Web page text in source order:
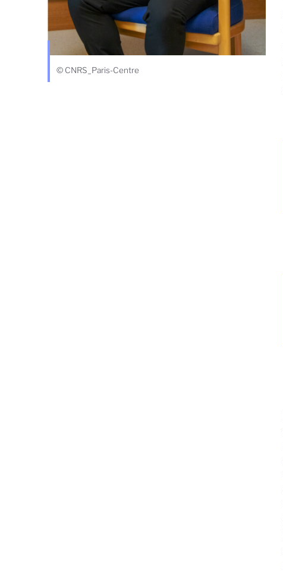
© CNRS_Paris-Centre